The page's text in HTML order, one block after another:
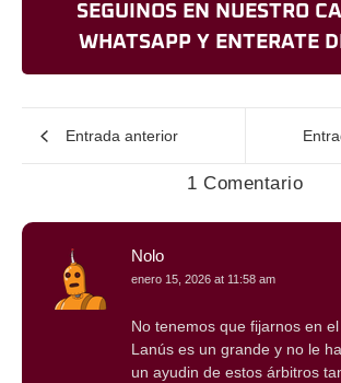
SEGUINOS EN NUESTRO
WHATSAPP Y ENTERATE
Entrada anterior
1 Comentario
Nolo
enero 15, 2026 at 11:58 am
No tenemos que fijarnos en
Lanús es un grande y no le
un ayudin de estos árbitros